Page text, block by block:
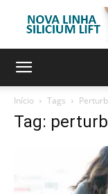
Início Tags
Tag: